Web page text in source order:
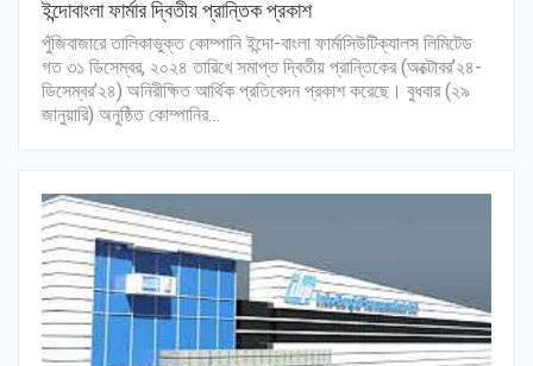
ইন্দোবাংলা ফার্মার দ্বিতীয় প্রান্তিক প্রকাশ
পুঁজিবাজারে তালিকাভুক্ত কোম্পানি ইন্দো-বাংলা ফার্মাসিউটিক্যালস লিমিটেড
গত ৩১ ডিসেম্বর, ২০২৪ তারিখে সমাপ্ত দ্বিতীয় প্রান্তিকের (অক্টোবর’২৪-
ডিসেম্বর’২৪) অনিরীক্ষিত আর্থিক প্রতিবেদন প্রকাশ করেছে। বুধবার (২৯
জানুয়ারি) অনুষ্ঠিত কোম্পানির…